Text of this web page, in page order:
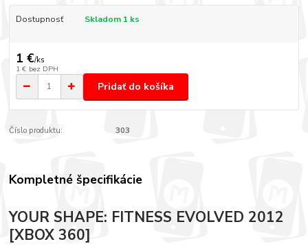
Dostupnosť Skladom 1 ks
1 €/ks
1 € bez DPH
Pridať do košíka
Číslo produktu: 303
Kompletné špecifikácie
YOUR SHAPE: FITNESS EVOLVED 2012
[XBOX 360]